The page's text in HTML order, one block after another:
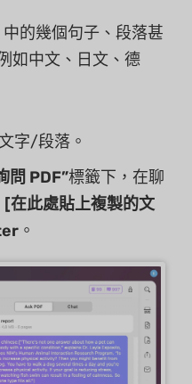
的幾個句子、段落甚
如中文、日文、德
字/段落。
問 PDF”標籤下，在聊
[在此處貼上複製的文
。